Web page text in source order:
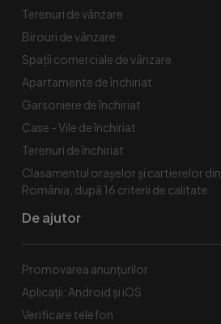
Terenuri de vânzare
Birouri de vânzare
Spaţii comerciale de vânzare
Apartamente de închiriat
Garsoniere de închiriat
Case - Vile de închiriat
Terenuri de închiriat
Clasamentul orașelor și cartierelor din
România, după 16 criterii de calitate
De ajutor
Promovarea anunțurilor
Aplicații: Android și iOS
Verificare telefon